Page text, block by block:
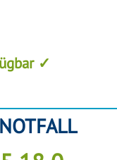
✓